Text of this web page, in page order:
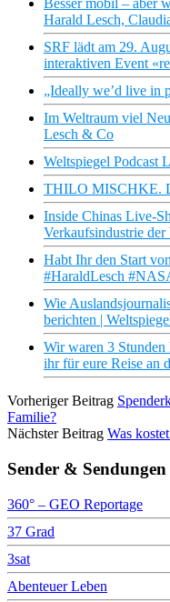
Besser mobil – aber
Harald Lesch,
SRF lädt am 29.
interaktiven Event
„Ideally we’d live in
Im Weltraum viel
Lesch & Co
Weltspiegel Podcast
THILO MISCHKE.
Inside Chinas Live-
Verkaufsindustrie der
Habt Ihr den Start
#HaraldLesch
Wie
berichten |
Wir waren 3
ihr für eure Reise an
Vorheriger Beitrag
Familie?
Nächster Beitrag Was
Sender & Sendungen
360° – GEO Reportage
37 Grad
3sat
Abenteuer Leben